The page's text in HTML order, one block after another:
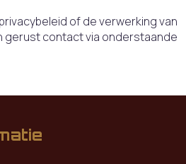
of de verwerking van
gerust contact via onderstaande